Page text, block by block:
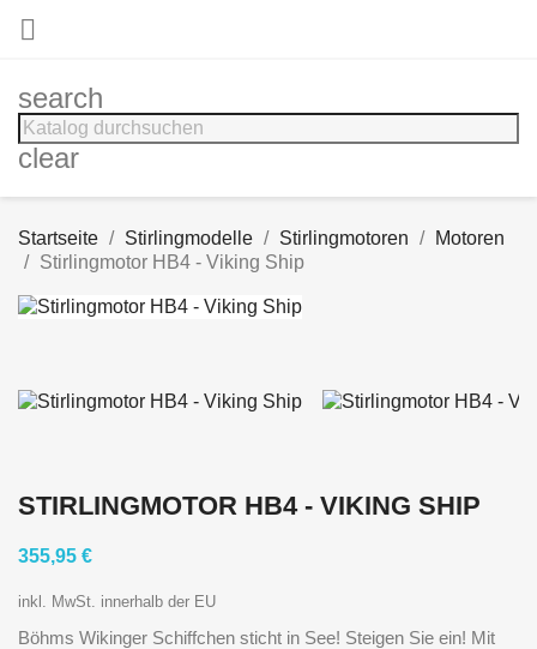

search
clear
Startseite Stirlingmodelle Stirlingmotoren
Motoren
Stirlingmotor HB4 - Viking Ship
STIRLINGMOTOR HB4 - VIKING SHIP
355,95 €
inkl. MwSt. innerhalb der EU
Böhms Wikinger Schiffchen sticht in See! Steigen Sie ein! Mit